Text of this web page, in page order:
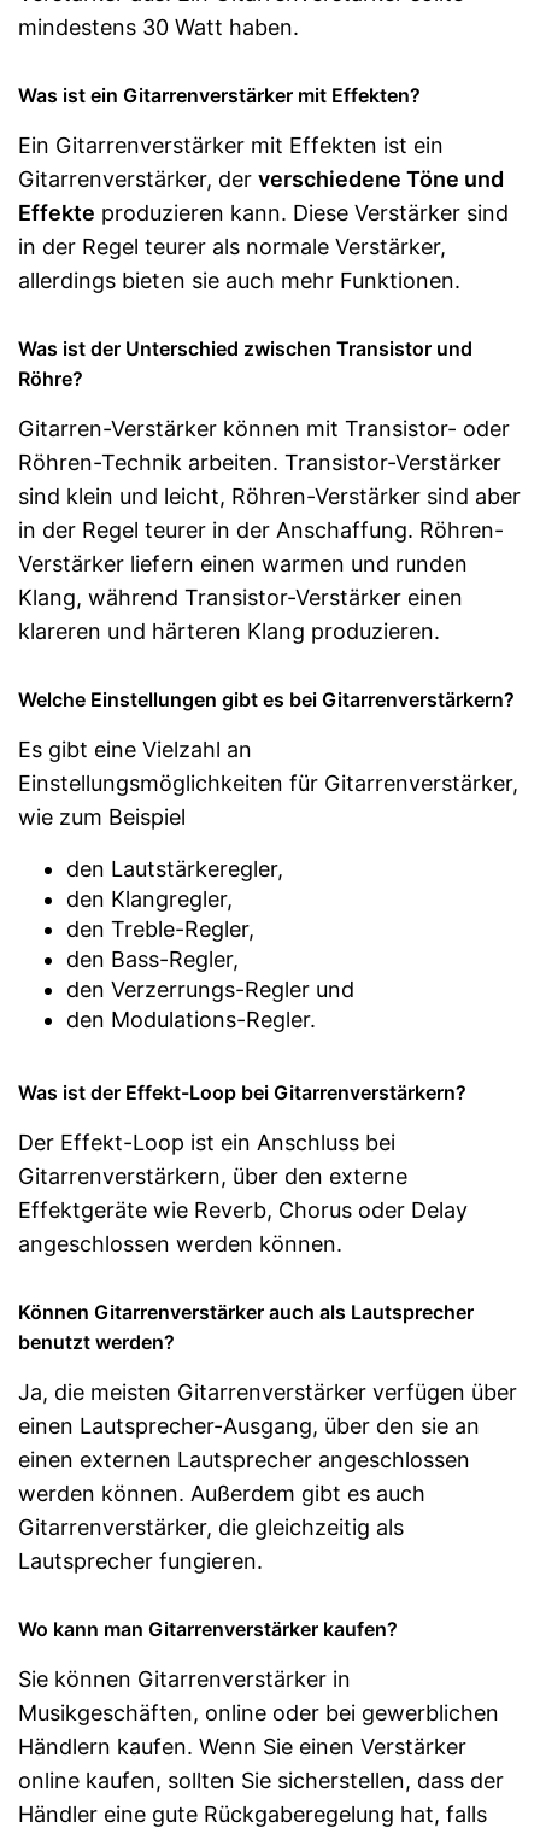
mindestens 30 Watt haben.
Was ist ein Gitarrenverstärker mit Effekten?
Ein Gitarrenverstärker mit Effekten ist ein
Gitarrenverstärker, der verschiedene Töne und
Effekte produzieren kann. Diese Verstärker sind
in der Regel teurer als normale Verstärker,
allerdings bieten sie auch mehr Funktionen.
Was ist der Unterschied zwischen Transistor und
Röhre?
Gitarren-Verstärker können mit Transistor- oder
Röhren-Technik arbeiten. Transistor-Verstärker
sind klein und leicht, Röhren-Verstärker sind aber
in der Regel teurer in der Anschaffung. Röhren-
Verstärker liefern einen warmen und runden
Klang, während Transistor-Verstärker einen
klareren und härteren Klang produzieren.
Welche Einstellungen gibt es bei Gitarrenverstärkern?
Es gibt eine Vielzahl an
Einstellungsmöglichkeiten für Gitarrenverstärker,
wie zum Beispiel
den Lautstärkeregler,
den Klangregler,
den Treble-Regler,
den Bass-Regler,
den Verzerrungs-Regler und
den Modulations-Regler.
Was ist der Effekt-Loop bei Gitarrenverstärkern?
Der Effekt-Loop ist ein Anschluss bei
Gitarrenverstärkern, über den externe
Effektgeräte wie Reverb, Chorus oder Delay
angeschlossen werden können.
Können Gitarrenverstärker auch als Lautsprecher
benutzt werden?
Ja, die meisten Gitarrenverstärker verfügen über
einen Lautsprecher-Ausgang, über den sie an
einen externen Lautsprecher angeschlossen
werden können. Außerdem gibt es auch
Gitarrenverstärker, die gleichzeitig als
Lautsprecher fungieren.
Wo kann man Gitarrenverstärker kaufen?
Sie können Gitarrenverstärker in
Musikgeschäften, online oder bei gewerblichen
Händlern kaufen. Wenn Sie einen Verstärker
online kaufen, sollten Sie sicherstellen, dass der
Händler eine gute Rückgaberegelung hat, falls